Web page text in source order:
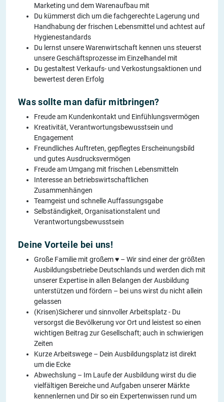
Marketing und dem Warenaufbau mit
Du kümmerst dich um die fachgerechte Lagerung und
Handhabung der frischen Lebensmittel und achtest auf
Hygienestandards
Du lernst unsere Warenwirtschaft kennen uns steuerst
unsere Geschäftsprozesse im Einzelhandel mit
Du gestaltest Verkaufs- und Verkostungsaktionen und
bewertest deren Erfolg
Was sollte man dafür mitbringen?
Freude am Kundenkontakt und Einfühlungsvermögen
Kreativität, Verantwortungsbewusstsein und
Engagement
Freundliches Auftreten, gepflegtes Erscheinungsbild
und gutes Ausdrucksvermögen
Freude am Umgang mit frischen Lebensmitteln
Interesse an betriebswirtschaftlichen
Zusammenhängen
Teamgeist und schnelle Auffassungsgabe
Selbständigkeit, Organisationstalent und
Verantwortungsbewusstsein
Deine Vorteile bei uns!
Große Familie mit großem ♥ – Wir sind einer der größten
Ausbildungsbetriebe Deutschlands und werden dich mit
unserer Expertise in allen Belangen der Ausbildung
unterstützen und fördern – bei uns wirst du nicht allein
gelassen
(Krisen)Sicherer und sinnvoller Arbeitsplatz - Du
versorgst die Bevölkerung vor Ort und leistest so einen
wichtigen Beitrag zur Gesellschaft; auch in schwierigen
Zeiten
Kurze Arbeitswege – Dein Ausbildungsplatz ist direkt
um die Ecke
Abwechslung – Im Laufe der Ausbildung wirst du die
vielfältigen Bereiche und Aufgaben unserer Märkte
kennenlernen und Dir so ein Expertenwissen rund um